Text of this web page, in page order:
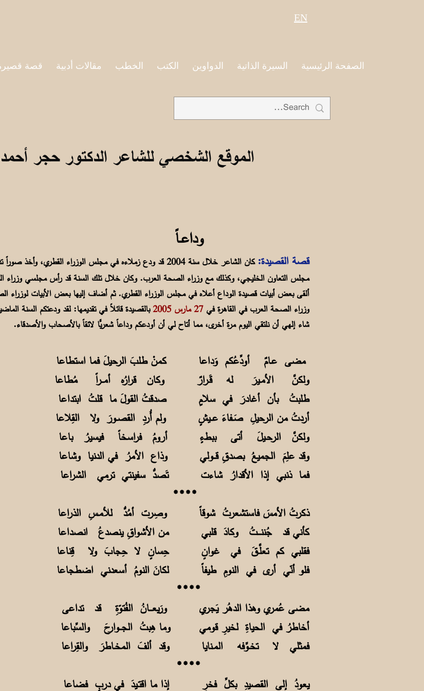
EN
الصفحة الرئيسية السيرة الذاتية الدواوين الكتب الخطب مقالات أدبية قصة
الموقع الشخصي للشاعر الدكتور حجر أحمد
وداعــاً
قصة القصيدة:
كان الشاعر خلال سنة 2004 قد ودع زملاءه في مجلس الوزراء
ألقى بعض أبيات قصيدة الوداع أعلاه في مجلس الوزراء القطري. ثم أضاف إليها بعض الأبيات لوزراء
وزراء الصحة العرب في القاهرة في27 مارس 2005
بالقصيدة قائلاً في تقديمها: لقد ودعتكم السنة
شاء إلهي أن نلتقي اليوم مرة أخرى، مما أتاح لي أن أودعكم وداعاً شعريًّا لائقاً بالأصحاب والأصدقاء.
مضى عـامٌ أودِّعُكم وَداعا كمنْ طلبَ الرحيلَ فما استطاعا
ولكنَّ الأمـيرَ له قَـرارٌ وكان قرارُه أمــراً مُطاعا
طلبتُ بأن أغادرَ في سلامٍ صدقتُ القولَ ما قلتُ ابتداعا
أردتُ من الرحيلِ صَـفاءَ عــيشٍ ولم أُردِ القصـورَ ولا القِلاعا
ولكنَّ الرحـيلَ أتى ببطءٍ أرومُ فراسخاً فيسيرُ باعا
وقد علِمَ الجميعُ بصدقِ قــولي وذاع الأمرُ في الدنيا وشاعا
فما ذنبي إذا الأقدارُ شاءت تَصدُّ سفينتي ترمي الشراعا
****
ذكرتُ الأمسَ فاستشعرتُ شوقاً وصِرت أمُدُّ للأمـسِ الذراعا
كأني قد جُننـــتُ وكادَ قلبي من الأشواقِ ينصدعُ انصداعا
فقلبي كم تعلَّـقَ في غوانٍ حِسانٍ لا حِجابَ ولا قِناعا
فلو أنّي أرى في النومِ طيفاً لكانَ النومُ أسعدني اضطجاعا
****
مضى عُمري وهذا الدهُر يَجري ورَيعـــانُ الفُتوّةِ قد تداعى
أخاطرُ في الحياةِ لخيرِ قومي وما هِبتُ الجــوارحَ والسِّباعا
فمثلي لا تخـوِّفه المـنايا وقد ألفَ المخـاطرَ والقِراعا
****
يعودُ إلى القصيدِ بكلِّ فخرٍ إذا ما اقتـيدَ في دربٍ فضاعا